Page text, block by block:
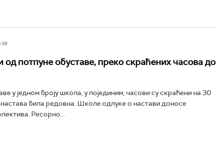
од потпуне обуставе, преко скраћених часова до
у једном броју школа, у појединим, часови су скраћени на 30
настава била редовна. Школе одлуке о настави доносе
Ресорно...